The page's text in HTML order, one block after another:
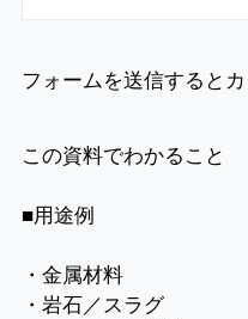
フォームを送信するとカ
この資料でわかること
■用途例
・金属材料
・岩石／スラグ